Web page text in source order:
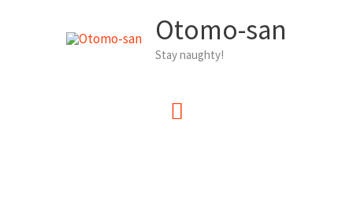
Otomo-san
Stay naughty!
Hauptmenü